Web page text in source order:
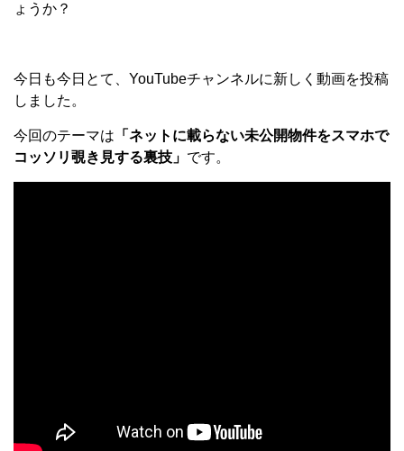
ょうか？
今日も今日とて、YouTubeチャンネルに新しく動画を投稿
しました。
今回のテーマは 「ネットに載らない未公開物件をスマホで
コッソリ覗き見する裏技」 です。